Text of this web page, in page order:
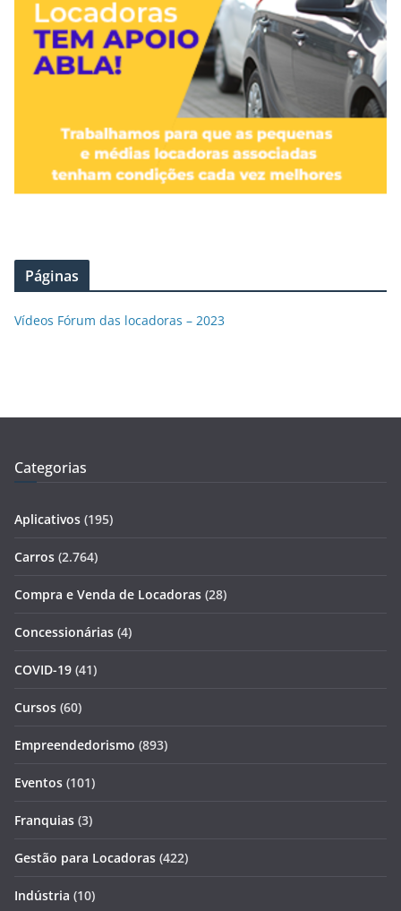
Páginas
Vídeos Fórum das locadoras – 2023
Categorias
Aplicativos (195)
Carros (2.764)
Compra e Venda de Locadoras (28)
Concessionárias (4)
COVID-19 (41)
Cursos (60)
Empreendedorismo (893)
Eventos (101)
Franquias (3)
Gestão para Locadoras (422)
Indústria (10)